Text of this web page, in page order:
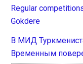
Regular
Gokdere
В МИД
Временным